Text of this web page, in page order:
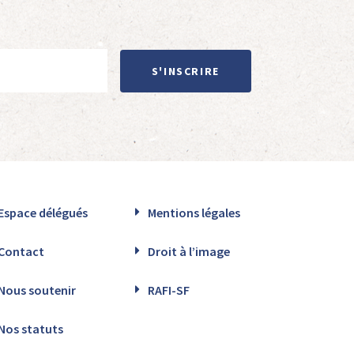
S'INSCRIRE
délégués Mentions légales
Droit à l’image
soutenir RAFI-SF
statuts